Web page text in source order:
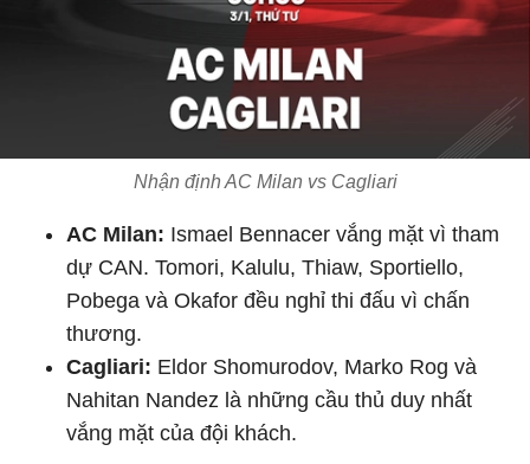
Nhận định AC Milan vs Cagliari
AC Milan: Ismael Bennacer vắng mặt vì tham
dự CAN. Tomori, Kalulu, Thiaw, Sportiello,
Pobega và Okafor đều nghỉ thi đấu vì chấn
thương.
Cagliari: Eldor Shomurodov, Marko Rog và
Nahitan Nandez là những cầu thủ duy nhất
vắng mặt của đội khách.